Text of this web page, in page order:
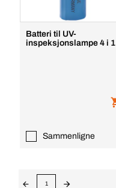
Batteri til UV-
inspeksjonslampe 4 i 1
Sammenligne
1